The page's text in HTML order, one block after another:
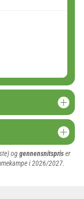
oggennensnitspriser
i 2026/2027.